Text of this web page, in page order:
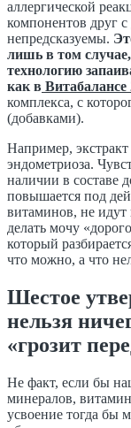
аллергической
компонентов друг
непредсказуемы.
лишь в том
технологию
как в
комплекса, с
(добавками).
Например, экстракт
эндометриоза.
наличии в составе
повышается под
витаминов, не идут
делать мочу
который
что можно, а что
Шестое
нельзя
«грозит
Не факт, если бы
минералов,
усвоение тогда бы